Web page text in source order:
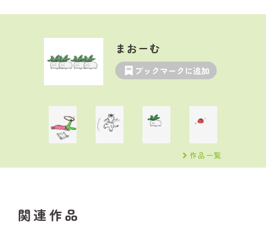
まおーむ
ブックマークに追加
作品一覧
関連作品